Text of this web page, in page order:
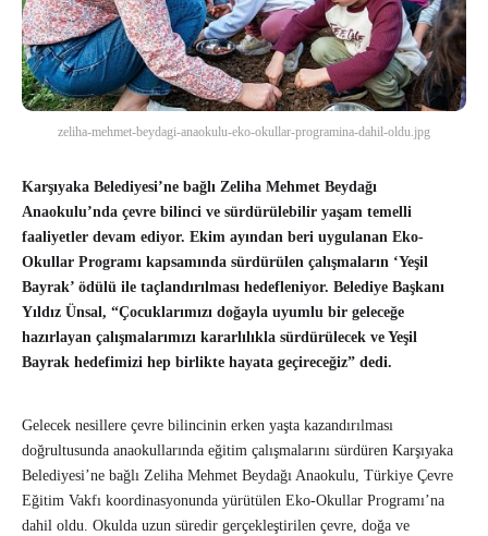
zeliha-mehmet-beydagi-anaokulu-eko-okullar-programina-dahil-oldu.jpg
Karşıyaka Belediyesi’ne bağlı Zeliha Mehmet Beydağı
Anaokulu’nda çevre bilinci ve sürdürülebilir yaşam temelli
faaliyetler devam ediyor. Ekim ayından beri uygulanan Eko-
Okullar Programı kapsamında sürdürülen çalışmaların ‘Yeşil
Bayrak’ ödülü ile taçlandırılması hedefleniyor. Belediye Başkanı
Yıldız Ünsal, “Çocuklarımızı doğayla uyumlu bir geleceğe
hazırlayan çalışmalarımızı kararlılıkla sürdürülecek ve Yeşil
Bayrak hedefimizi hep birlikte hayata geçireceğiz” dedi.
Gelecek nesillere çevre bilincinin erken yaşta kazandırılması
doğrultusunda anaokullarında eğitim çalışmalarını sürdüren Karşıyaka
Belediyesi’ne bağlı Zeliha Mehmet Beydağı Anaokulu, Türkiye Çevre
Eğitim Vakfı koordinasyonunda yürütülen Eko-Okullar Programı’na
dahil oldu. Okulda uzun süredir gerçekleştirilen çevre, doğa ve